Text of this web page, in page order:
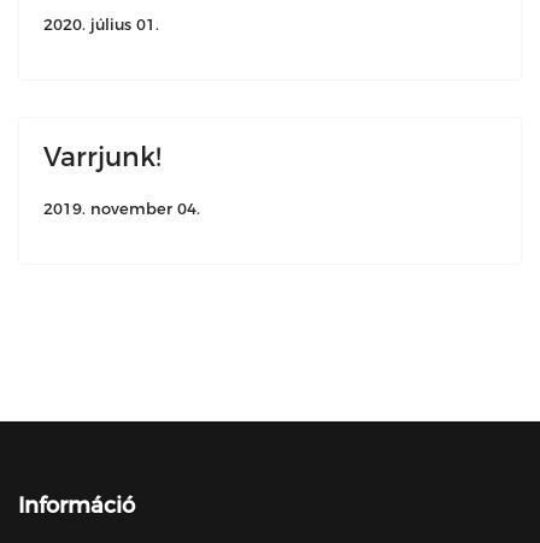
2020. július 01.
Varrjunk!
2019. november 04.
Információ